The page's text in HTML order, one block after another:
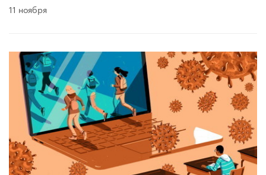
11 ноября